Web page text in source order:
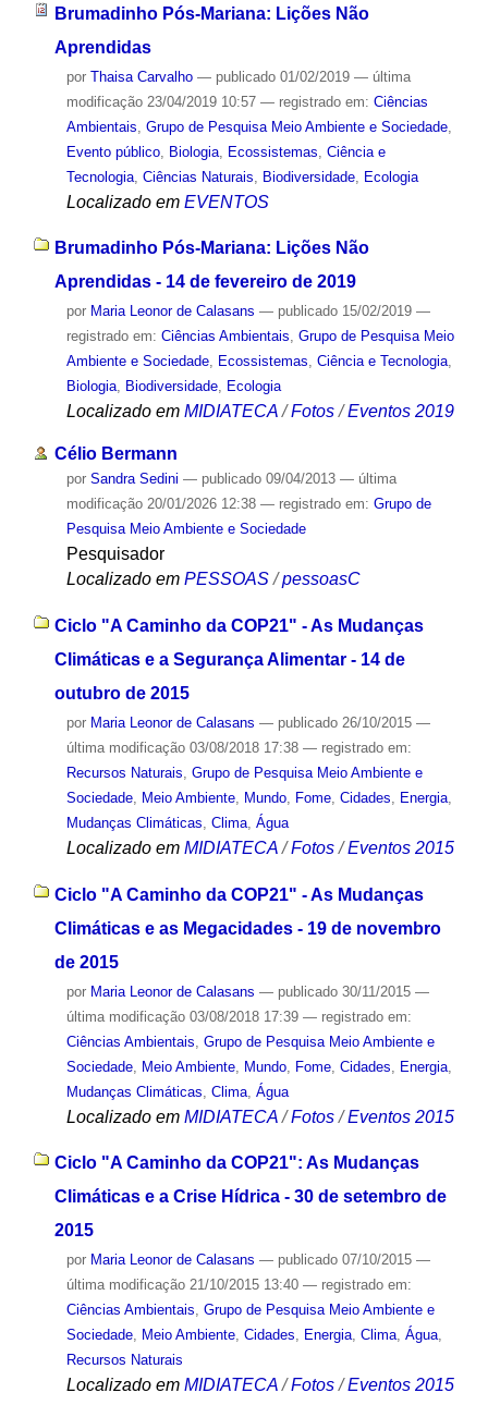
Brumadinho Pós-Mariana: Lições Não
Aprendidas
por Thaisa Carvalho — publicado01/02/2019 — última
modificação23/04/2019 10:57 — registrado em: Ciências
Ambientais Grupo de Pesquisa Meio Ambiente e Sociedade,
Evento público, Biologia, Ecossistemas Ciência e
Tecnologia, Ciências Naturais Biodiversidade, Ecologia
Localizado em EVENTOS
Brumadinho Pós-Mariana: Lições Não
Aprendidas - 14 de fevereiro de 2019
por Maria Leonor de Calasans — publicado15/02/2019 —
registrado em: Ciências Ambientais, Grupo de Pesquisa Meio
Ambiente e Sociedade, Ecossistemas, Ciência e Tecnologia,
Biologia, Biodiversidade, Ecologia
Localizado em MIDIATECA /Fotos /Eventos 2019
Célio Bermann
por Sandra Sedini — publicado09/04/2013 — última
modificação20/01/2026 12:38 — registrado em: Grupo de
Pesquisa Meio Ambiente e Sociedade
Pesquisador
Localizado em PESSOAS /pessoasC
Ciclo "A Caminho da COP21" - As Mudanças
Climáticas e a Segurança Alimentar - 14 de
outubro de 2015
por Maria Leonor de Calasans — publicado26/10/2015 —
última modificação03/08/2018 17:38 — registrado em:
Recursos Naturais Grupo de Pesquisa Meio Ambiente e
Sociedade, Meio Ambiente, Mundo, Fome, Cidades Energia,
Mudanças Climáticas Clima, Água
Localizado em MIDIATECA /Fotos /Eventos 2015
Ciclo "A Caminho da COP21" - As Mudanças
Climáticas e as Megacidades - 19 de novembro
de 2015
por Maria Leonor de Calasans — publicado30/11/2015 —
última modificação03/08/2018 17:39 — registrado em:
Ciências Ambientais Grupo de Pesquisa Meio Ambiente e
Sociedade, Meio Ambiente, Mundo, Fome, Cidades Energia,
Mudanças Climáticas Clima, Água
Localizado em MIDIATECA /Fotos /Eventos 2015
Ciclo "A Caminho da COP21": As Mudanças
Climáticas e a Crise Hídrica - 30 de setembro de
2015
por Maria Leonor de Calasans — publicado07/10/2015 —
última modificação21/10/2015 13:40 — registrado em:
Ciências Ambientais, Grupo de Pesquisa Meio Ambiente e
Sociedade, Meio Ambiente, Cidades, Energia, Clima, Água,
Recursos Naturais
Localizado em MIDIATECA /Fotos /Eventos 2015